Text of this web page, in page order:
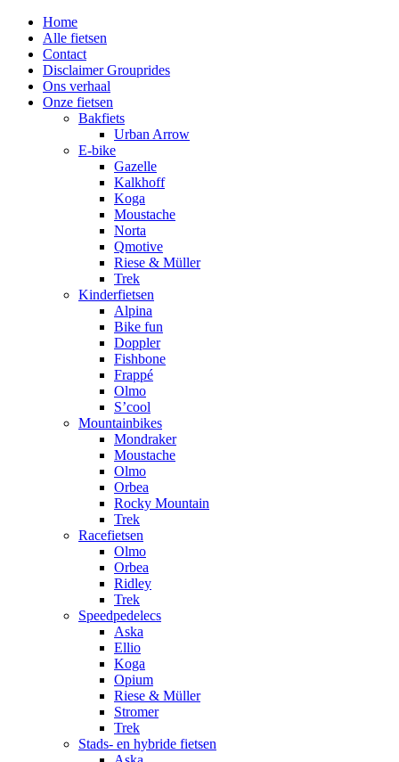
Home
Alle fietsen
Contact
Disclaimer Grouprides
Ons verhaal
Onze fietsen
Bakfiets
Urban Arrow
E-bike
Gazelle
Kalkhoff
Koga
Moustache
Norta
Qmotive
Riese & Müller
Trek
Kinderfietsen
Alpina
Bike fun
Doppler
Fishbone
Frappé
Olmo
S’cool
Mountainbikes
Mondraker
Moustache
Olmo
Orbea
Rocky Mountain
Trek
Racefietsen
Olmo
Orbea
Ridley
Trek
Speedpedelecs
Aska
Ellio
Koga
Opium
Riese & Müller
Stromer
Trek
Stads- en hybride fietsen